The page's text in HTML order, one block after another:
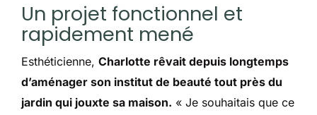
Un projet fonctionnel et
rapidement mené
Esthéticienne, Charlotte rêvait depuis longtemps
d’aménager son institut de beauté tout près du
jardin qui jouxte sa maison. « Je souhaitais que ce